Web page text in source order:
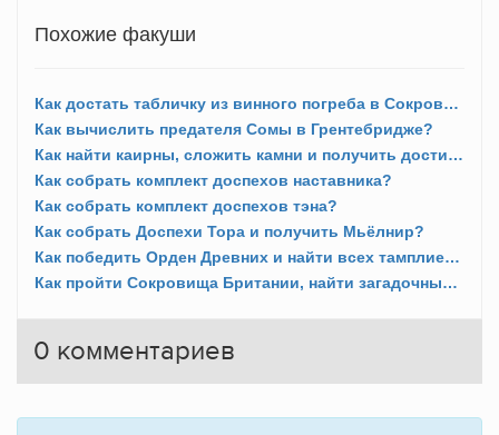
Похожие факуши
Как достать табличку из винного погреба в Сокровищах Британии в Эссексе?
Как вычислить предателя Сомы в Грентебридже?
Как найти каирны, сложить камни и получить достижение «Равновесие»?
Как собрать комплект доспехов наставника?
Как собрать комплект доспехов тэна?
Как собрать Доспехи Тора и получить Мьёлнир?
Как победить Орден Древних и найти всех тамплиеров?
Как пройти Сокровища Британии, найти загадочные таблички и получить Экскалибур?
0 комментариев